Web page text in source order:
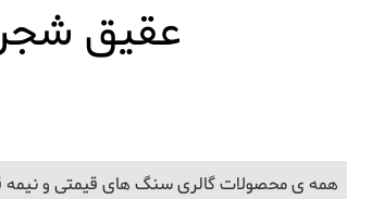
عقیق
همه ی محصولات گالری سنگ های قیمتی و